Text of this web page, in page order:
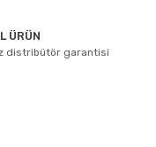
ÜRÜN
distribütör garantisi